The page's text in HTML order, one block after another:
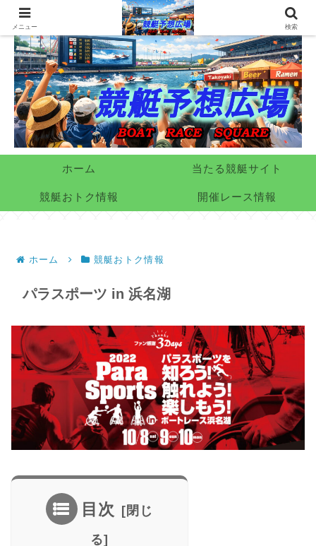
ホーム 当たる競艇サイト
競艇おトク情報 開催レース情報
ホーム 競艇おトク情報
パラスポーツ in 浜名湖
目次
メニュー 検索